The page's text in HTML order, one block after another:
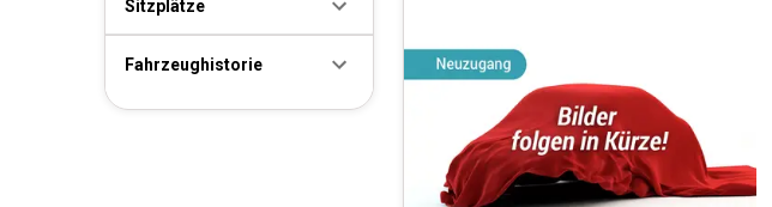
Sitzplätze
Fahrzeughistorie